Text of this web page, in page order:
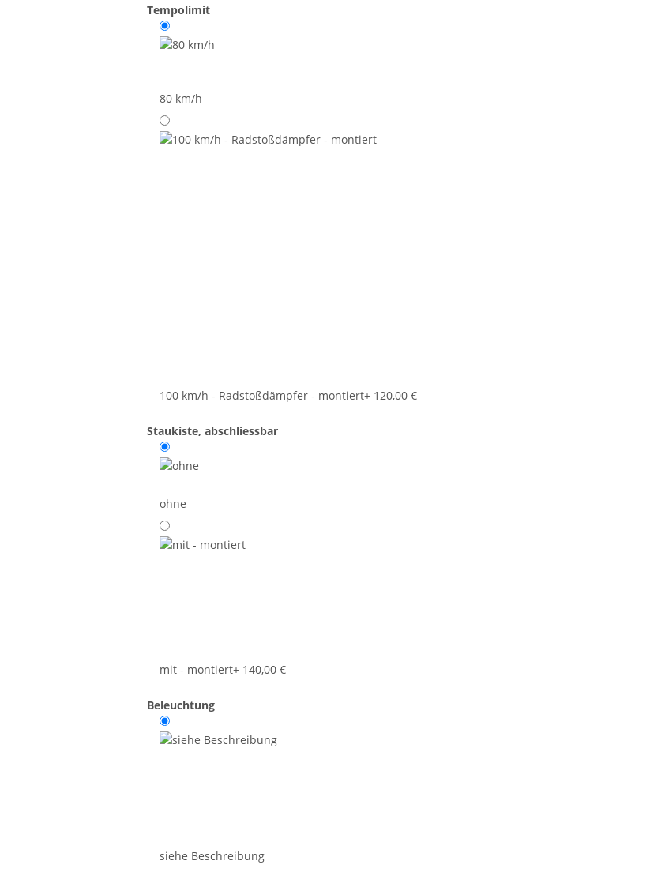
Tempolimit
80 km/h
100 km/h - Radstoßdämpfer - montiert+ 120,00 €
Staukiste, abschliessbar
ohne
mit - montiert+ 140,00 €
Beleuchtung
siehe Beschreibung